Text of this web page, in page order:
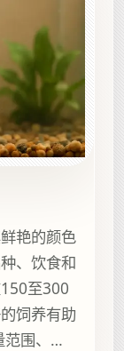
艳的颜色
、饮食和
至300
饲养有助
围、简